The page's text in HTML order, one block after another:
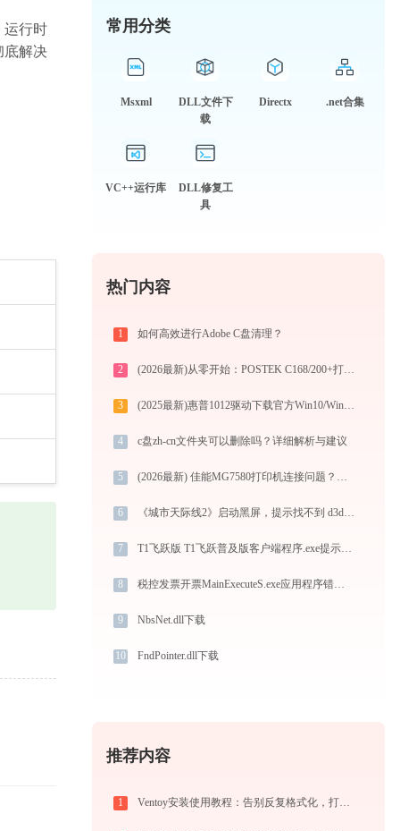
运行时
底解决
常用分类
Msxml
DLL文件下
载
Directx .net合集
VC++运行库
DLL修复工
具
热门内容
1 如何高效进行Adobe C盘清理？
2 (2026最新)从零开始：POSTEK C168/200+打印机驱动的下载及安装流程
3 (2025最新)惠普1012驱动下载官方Win10/Win11安装指南
4 c盘zh-cn文件夹可以删除吗？详细解析与建议
5 (2026最新) 佳能MG7580打印机连接问题？解决方案大全 -金山毒霸
6 《城市天际线2》启动黑屏，提示找不到 d3d12.dll怎么办？实测 5 招解决！
7 T1飞跃版 T1飞跃普及版客户端程序.exe提示缺少windisplay.dll文件的解决办法
8 税控发票开票MainExecuteS.exe应用程序错误0xc000000d解决方法
9 NbsNet.dll下载
10 FndPointer.dll下载
推荐内容
1 Ventoy安装使用教程：告别反复格式化，打造装机必备万能U盘启动盘